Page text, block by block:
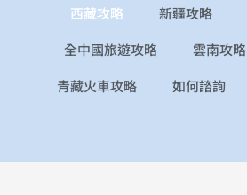
西藏攻略 新疆攻略
全中國旅遊攻略
雲南攻略
青藏火車攻略
如何諮詢